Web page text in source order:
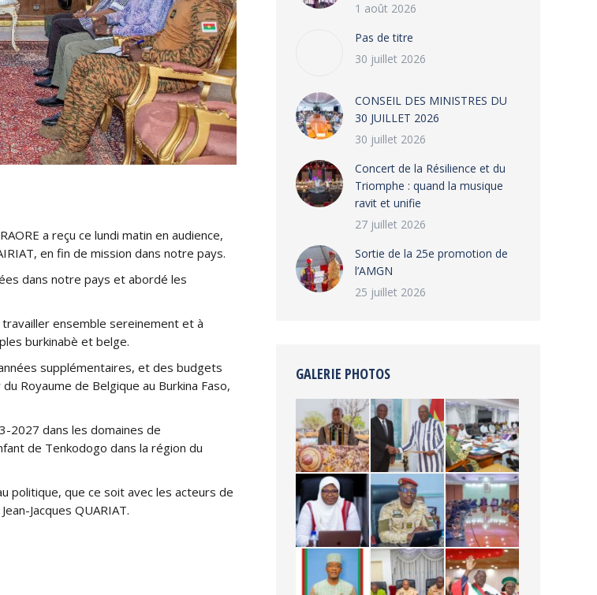
a reçu ce lundi matin en audience,
en fin de mission dans notre pays.
dans notre pays et abordé les
travailler ensemble sereinement et à
burkinabè et belge.
supplémentaires, et des budgets
Royaume de Belgique au Burkina Faso,
2027 dans les domaines de
de Tenkodogo dans la région du
politique, que ce soit avec les acteurs de
Jacques QUARIAT.
1 août 2026
Pas de titre
30 juillet 2026
CONSEIL DES MINISTRES DU
30 JUILLET 2026
30 juillet 2026
‎​Concert de la Résilience et du
Triomphe : quand la musique
ravit et unifie
27 juillet 2026
‎Sortie de la 25e promotion de
l’AMGN
25 juillet 2026
GALERIE PHOTOS